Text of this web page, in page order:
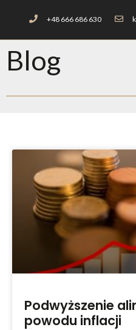
+48 666 686 630
Blog
Podwyższenie
powodu inflacji